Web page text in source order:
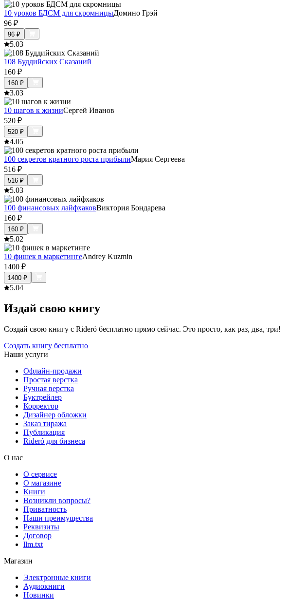
10 уроков БДСМ для скромницыДомино Грэй
96 ₽
96 ₽
5.03
108 Буддийских Сказаний
160 ₽
160 ₽
3.03
10 шагов к жизниСергей Иванов
520 ₽
520 ₽
4.05
100 секретов кратного роста прибылиМария Сергеева
516 ₽
516 ₽
5.03
100 финансовых лайфхаковВиктория Бондарева
160 ₽
160 ₽
5.02
10 фишек в маркетингеAndrey Kuzmin
1400 ₽
1400 ₽
5.04
Издай свою книгу
Создай свою книгу с Rideró бесплатно прямо сейчас. Это просто, как раз, два, три!
Создать книгу бесплатно
Наши услуги
Офлайн-продажи
Простая верстка
Ручная верстка
Буктрейлер
Корректор
Дизайнер обложки
Заказ тиража
Публикация
Rideró для бизнеса
О нас
О сервисе
О магазине
Книги
Возникли вопросы?
Приватность
Наши преимущества
Реквизиты
Договор
llm.txt
Магазин
Электронные книги
Аудиокниги
Новинки